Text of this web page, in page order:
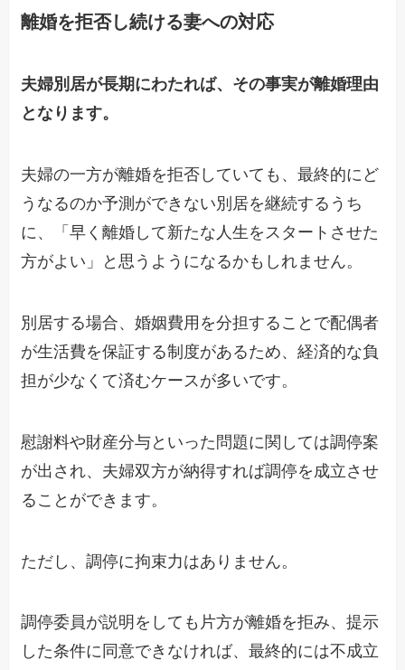
離婚を拒否し続ける妻への対応
夫婦別居が長期にわたれば、その事実が離婚理由
となります。
夫婦の一方が離婚を拒否していても 、最終的にど
うなるのか予測ができない別居を継続するうち
に、「早く離婚して新たな 人生をスタートさせた
方がよ い」と思うようになるかもしれません。
別居する場合、婚姻費用を分担することで配偶者
が生活費を保証する制度があるため、経済的な負
担が少なくて済むケースが多いです。
慰謝料や財産分与といった 問題に 関しては調停案
が出され、夫婦双方が納得すれば調停を成立させ
ることができます。
ただし、調停に拘束力はありません。
調停委員が説明をして も 片方が離婚を拒み、提示
した条件に同意できなければ、最終的には不成立